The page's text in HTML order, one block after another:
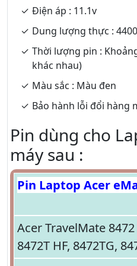
Điện áp : 11.1v
Dung lượng thực :
Thời lượng pin :
khác nhau)
Màu sắc : Màu đen
Bảo hành lỗi đổi hàng
Pin dùng cho
máy sau :
Pin Laptop Acer
Acer TravelMate 8472
8472T HF, 8472TG,